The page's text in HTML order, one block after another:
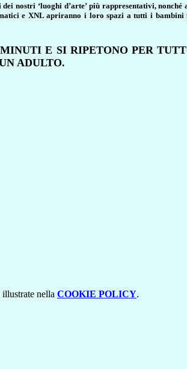
nostri ‘luoghi d’arte’ più rappresentativi,
e XNL apriranno i loro spazi a tutti i bambini
E SI RIPETONO PER
ADULTO.
nella COOKIE POLICY.